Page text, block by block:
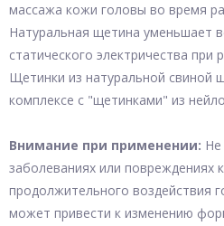
массажа кожи головы во время
Натуральная щетина уменьшает
статического электричества при
Щетинки из натуральной свиной
комплексе с "щетинками" из
Внимание при применении: Не
заболеваниях или повреждениях
продолжительного воздействия
может привести к изменению